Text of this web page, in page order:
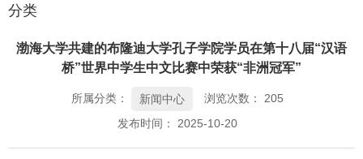
分类
渤海大学共建的布隆迪大学孔子学院学员在第十八届“汉语
桥”世界中学生中文比赛中荣获“非洲冠军”
所属分类： 新闻中心 浏览次数： 205
发布时间： 2025-10-20